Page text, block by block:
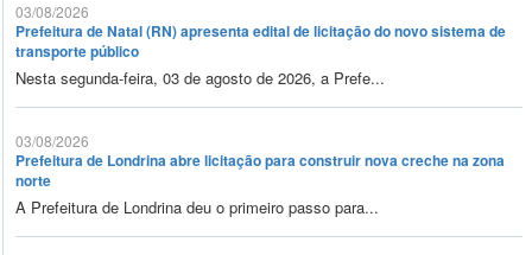
03/08/2026
Prefeitura de Natal (RN) apresenta edital de licitação do novo sistema de
transporte público
Nesta segunda-feira, 03 de agosto de 2026, a Prefe...
03/08/2026
Prefeitura de Londrina abre licitação para construir nova creche na zona
norte
A Prefeitura de Londrina deu o primeiro passo para...